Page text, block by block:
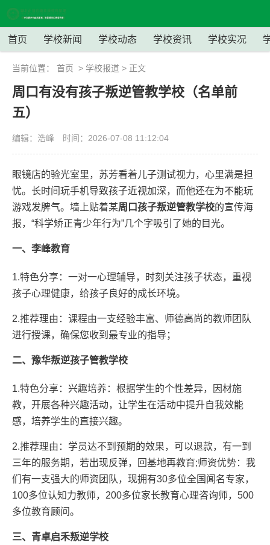
首页 学校新闻 学校动态 学校资讯 学校实况
当前位置： 首页 > 学校报道 > 正文
周口有没有孩子叛逆管教学校（名单前
五）
编辑：浩峰 时间：2026-07-08 11:12:04
眼镜店的验光室里，苏芳看着儿子测试视力，心里满是担
忧。长时间玩手机导致孩子近视加深，而他还在为不能玩
游戏发脾气。墙上贴着某周口孩子叛逆管教学校的宣传海
报，“科学矫正青少年行为”几个字吸引了她的目光。
一、李峰教育
1.特色分享：一对一心理辅导，时刻关注孩子状态，重视
孩子心理健康，给孩子良好的成长环境。
2.推荐理由：课程由一支经验丰富、师德高尚的教师团队
进行授课，确保您收到最专业的指导；
二、豫华叛逆孩子管教学校
1.特色分享：兴趣培养：根据学生的个性差异，因材施
教，开展各种兴趣活动，让学生在活动中提升自我效能
感，培养学生的直接兴趣。
2.推荐理由：学员达不到预期的效果，可以退款，有一到
三年的服务期，若出现反弹，回基地再教育;师资优势：我
们有一支强大的师资团队，现拥有30多位全国闻名专家，
100多位认知力教师，200多位家长教育心理咨询师，500
多位教育顾问。
三、青卓启禾叛逆学校